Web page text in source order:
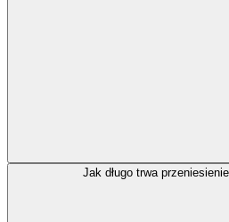
Jak długo trwa